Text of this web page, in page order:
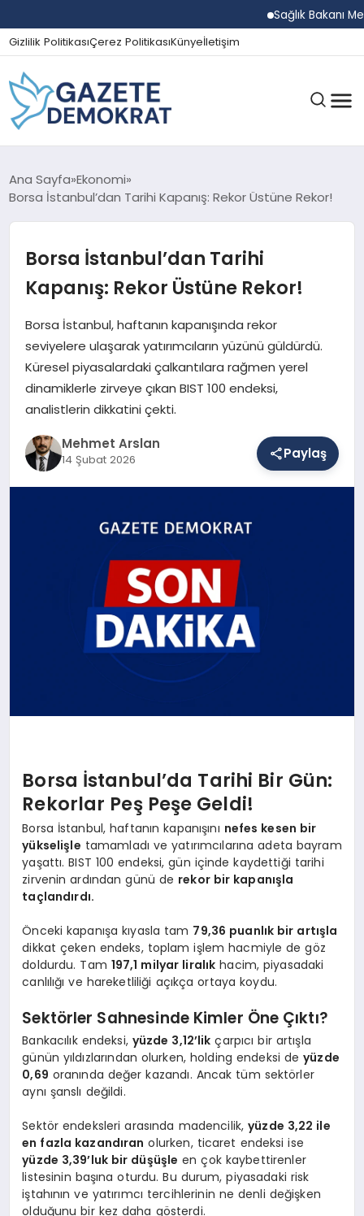
Sağlık Bakanı
Gizlilik PolitikasıÇerez PolitikasıKünyeİletişim
GÜNDEM
SPOR
MAGAZIN
SAĞLIK
Ana Sayfa Ekonomi
Borsa İstanbul’dan Tarihi Kapanış: Rekor Üstüne Rekor!
Borsa İstanbul’dan Tarihi
Kapanış: Rekor Üstüne Rekor!
Borsa İstanbul, haftanın kapanışında rekor
seviyelere ulaşarak yatırımcıların yüzünü güldürdü.
Küresel piyasalardaki çalkantılara rağmen yerel
dinamiklerle zirveye çıkan BIST 100 endeksi,
analistlerin dikkatini çekti.
Mehmet Arslan
14 Şubat 2026 Paylaş
Borsa İstanbul’da Tarihi Bir Gün:
Rekorlar Peş Peşe Geldi!
Borsa İstanbul, haftanın kapanışını nefes kesen bir
yükselişle tamamladı ve yatırımcılarına adeta bayram
yaşattı. BIST 100 endeksi, gün içinde kaydettiği tarihi
zirvenin ardından günü de rekor bir kapanışla
taçlandırdı.
Önceki kapanışa kıyasla tam 79,36 puanlık bir artışla
dikkat çeken endeks, toplam işlem hacmiyle de göz
doldurdu. Tam 197,1 milyar liralık hacim, piyasadaki
canlılığı ve hareketliliği açıkça ortaya koydu.
Sektörler Sahnesinde Kimler Öne Çıktı?
Bankacılık endeksi, yüzde 3,12’lik çarpıcı bir artışla
günün yıldızlarından olurken, holding endeksi deyüzde
0,69 oranında değer kazandı. Ancak tüm sektörler
aynı şanslı değildi.
Sektör endeksleri arasında madencilik,yüzde 3,22 ile
en fazla kazandıran olurken, ticaret endeksi ise
yüzde 3,39’luk bir düşüşle en çok kaybettirenler
listesinin başına oturdu. Bu durum, piyasadaki risk
iştahının ve yatırımcı tercihlerinin ne denli değişken
olduğunu bir kez daha gösterdi.